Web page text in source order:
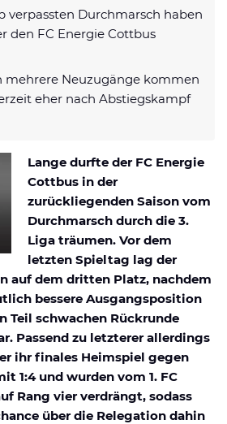
in Deutschland
News Deals
verpassten Durchmarsch haben
den FC Energie Cottbus
mehrere Neuzugänge kommen
eher nach Abstiegskampf
Lange durfte der FC Energie
Cottbus in der
zurückliegenden Saison vom
Durchmarsch durch die 3.
Liga träumen. Vor dem
letzten Spieltag lag der
auf dem dritten Platz, nachdem
bessere Ausgangsposition
Teil schwachen Rückrunde
Passend zu letzterer allerdings
ihr finales Heimspiel gegen
1:4 und wurden vom 1. FC
Rang vier verdrängt, sodass
über die Relegation dahin